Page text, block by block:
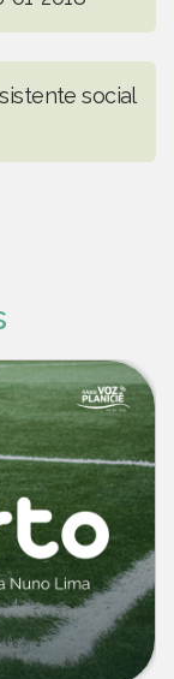
social